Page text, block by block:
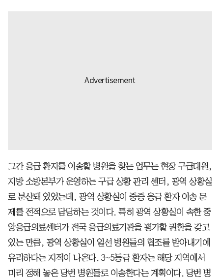
그간 응급 환자를 이송할 병원을 찾는 업무는 현장 구급대원,
지방 소방본부가 운영하는 구급 상황 관리 센터, 광역 상황실
로 분산돼 있었는데, 광역 상황실이 중증 응급 환자 이송 문
제를 전적으로 담당하는 것이다. 특히 광역 상황실이 속한 중
앙응급의료센터가 전국 응급의료기관을 평가할 권한을 갖고
있는 만큼, 광역 상황실이 일선 병원들의 협조를 받아내기에
유리하다는 지적이 나온다. 3~5등급 환자는 해당 지역에서
미리 정해 놓은 당번 병원들로 이송한다는 계획이다. 당번 병